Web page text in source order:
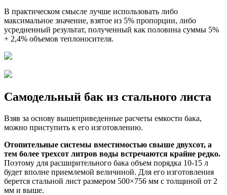
В практическом смысле лучше использовать либо
максимальное значение, взятое из 5% пропорции, либо
усредненный результат, полученный как половина суммы 5%
+ 2,4% объемов теплоносителя.
Самодельный бак из стального листа
Взяв за основу вышеприведенные расчеты емкости бака,
можно приступить к его изготовлению.
Отопительные системы вместимостью свыше двухсот, а
тем более трехсот литров воды встречаются крайне редко.
Поэтому для расширительного бака объем порядка 10-15 л
будет вполне приемлемой величиной. Для его изготовления
берется стальной лист размером 500×756 мм с толщиной от 2
мм и выше.